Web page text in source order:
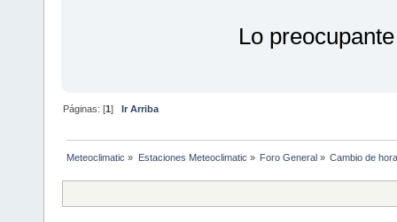
Lo
Páginas: [1] Ir Arriba
Meteoclimatic » Estaciones Meteoclimatic » Foro General » Cambio de